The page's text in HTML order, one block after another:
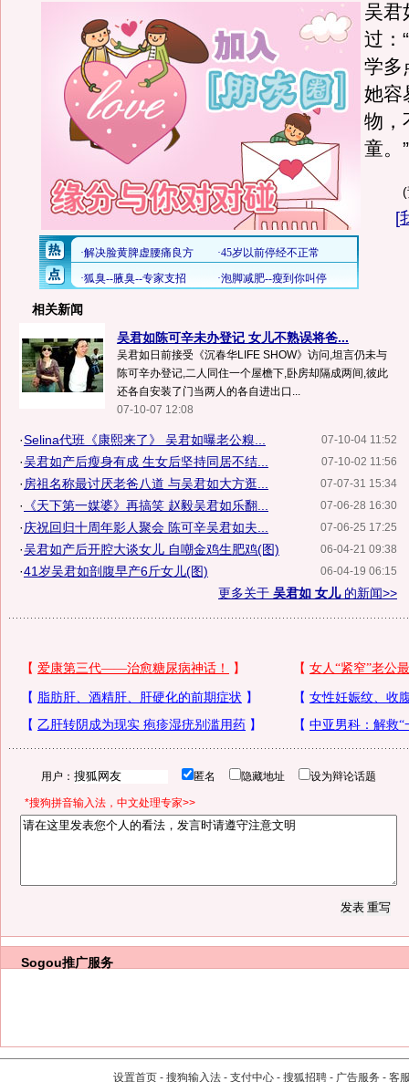
吴君
过：
学多
她容
物，
童。”
[
相关新闻
吴君如陈可辛未办登记 女儿不熟误将爸...
吴君如日前接受《沉春华LIFE SHOW》访问,坦言仍未与
陈可辛办登记,二人同住一个屋檐下,卧房却隔成两间,彼此
还各自安装了门当两人的各自进出口...
07-10-07 12:08
07-10-04 11:52
·Selina代班《康熙来了》 吴君如曝老公糗...
07-10-02 11:56
·吴君如产后瘦身有成 生女后坚持同居不结...
07-07-31 15:34
· 房祖名称最讨厌老爸八道 与吴君如大方逛...
07-06-28 16:30
· 《天下第一媒婆》再搞笑 赵毅吴君如乐翻...
07-06-25 17:25
·庆祝回归十周年影人聚会 陈可辛吴君如夫...
06-04-21 09:38
·吴君如产后开腔大谈女儿 自嘲金鸡生肥鸡(图)
06-04-19 06:15
·41岁吴君如剖腹早产6斤女儿(图)
更多关于 吴君如 女儿的新闻>>
用户： 匿名 隐藏地址 设为辩论话题
*搜狗拼音输入法，中文处理专家>>
Sogou推广服务
设置首页 - 搜狗输入法 - 支付中心 - 搜狐招聘 - 广告服务 - 客